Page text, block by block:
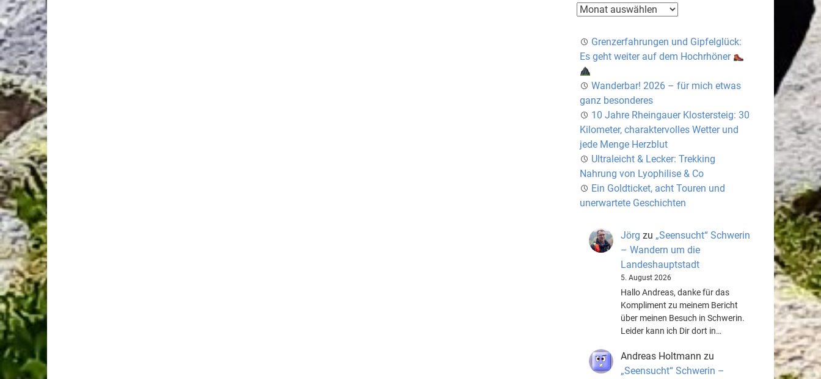
Archiv
Grenzerfahrungen und Gipfelglück:
Es geht weiter auf dem Hochrhöner
Wanderbar! 2026 – für mich etwas
ganz besonderes
10 Jahre Rheingauer Klostersteig: 30
Kilometer, charaktervolles Wetter und
jede Menge Herzblut
Ultraleicht & Lecker: Trekking
Nahrung von Lyophilise & Co
Ein Goldticket, acht Touren und
unerwartete Geschichten
Jörg zu „Seensucht“ Schwerin
– Wandern um die
Landeshauptstadt
5. August 2026
Hallo Andreas, danke für das
Kompliment zu meinem Bericht
über meinen Besuch in Schwerin.
Leider kann ich Dir dort in…
Andreas Holtmann zu
„Seensucht“ Schwerin –